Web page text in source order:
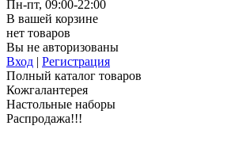
Пн-пт, 09:00-22:00
В вашей корзине
нет товаров
Вы не авторизованы
Вход | Регистрация
Полный каталог товаров
Кожгалантерея
Настольные наборы
Распродажа!!!